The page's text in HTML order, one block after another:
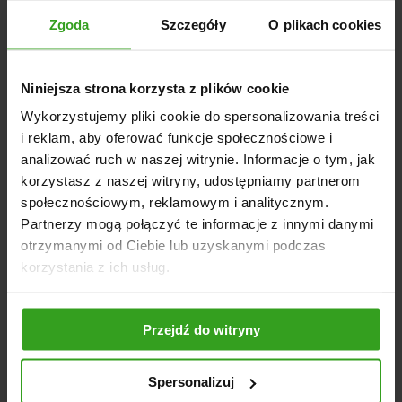
Zgoda Szczegóły O plikach cookies
Niniejsza strona korzysta z plików cookie
Wykorzystujemy pliki cookie do spersonalizowania treści
i reklam, aby oferować funkcje społecznościowe i
analizować ruch w naszej witrynie. Informacje o tym, jak
korzystasz z naszej witryny, udostępniamy partnerom
społecznościowym, reklamowym i analitycznym.
Partnerzy mogą połączyć te informacje z innymi danymi
otrzymanymi od Ciebie lub uzyskanymi podczas
korzystania z ich usług.
Przejdź do witryny
Spersonalizuj
antykorozyjne
NASI KLIENCI WYBIERALI RÓWNIEŻ